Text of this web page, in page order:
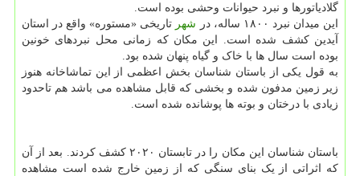
گلادیاتورها و نبرد حیوانات وحشی بوده است.
این میدان نبرد ۱۸۰۰ ساله، در
شهر تاریخی «مستوره» واقع در استان
آیدین کشف شده است. این مکان که زمانی محل نبردهای خونین
بوده است سال ها با خاک و گیاه پنهان شده بود.
به قول یکی از باستان شناسان بخش اعظمی از این تماشاخانه هنوز
زیر زمین مدفون شده و بخشی که قابل مشاهده می باشد هم تاحدود
زیادی با درختان و بوته ها پوشانده شده است.
باستان شناسان این مکان را در تابستان ۲۰۲۰ کشف کردند. بعد از آن
که اثراتی از یک بنای سنگی که از زمین خارج شده است مشاهده